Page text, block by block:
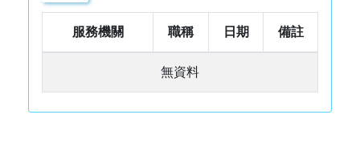
服務機關 職稱 日期 備註
無資料